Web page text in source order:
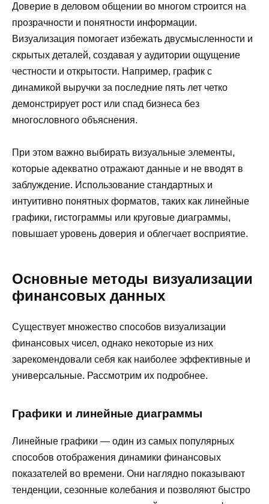
Доверие в деловом общении во многом строится на
прозрачности и понятности информации.
Визуализация помогает избежать двусмысленности и
скрытых деталей, создавая у аудитории ощущение
честности и открытости. Например, график с
динамикой выручки за последние пять лет четко
демонстрирует рост или спад бизнеса без
многословного объяснения.
При этом важно выбирать визуальные элементы,
которые адекватно отражают данные и не вводят в
заблуждение. Использование стандартных и
интуитивно понятных форматов, таких как линейные
графики, гистограммы или круговые диаграммы,
повышает уровень доверия и облегчает восприятие.
Основные методы визуализации
финансовых данных
Существует множество способов визуализации
финансовых чисел, однако некоторые из них
зарекомендовали себя как наиболее эффективные и
универсальные. Рассмотрим их подробнее.
Графики и линейные диаграммы
Линейные графики — один из самых популярных
способов отображения динамики финансовых
показателей во времени. Они наглядно показывают
тенденции, сезонные колебания и позволяют быстро